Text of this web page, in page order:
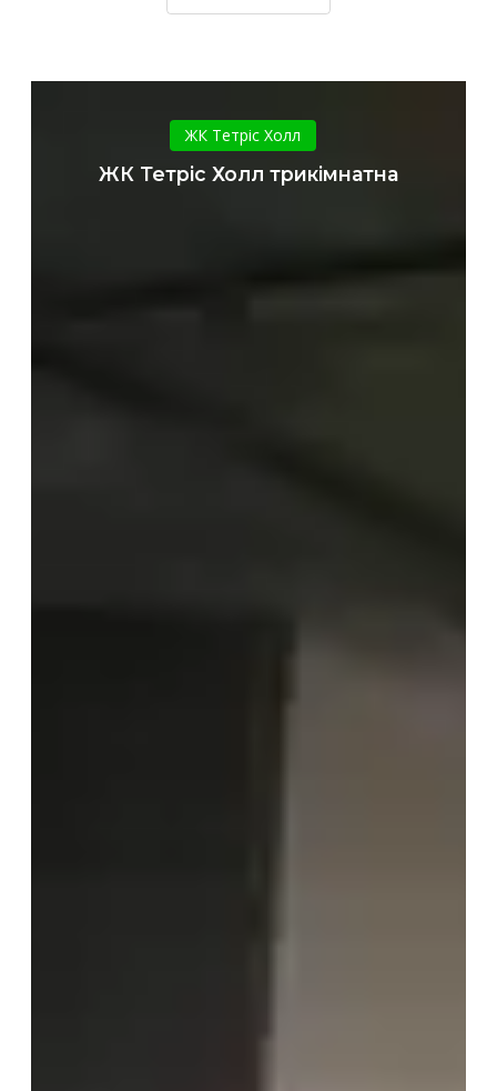
Тетріс
Холл
трикімнатна
ЖК Тетріс Холл
ЖК Тетріс Холл трикімнатна